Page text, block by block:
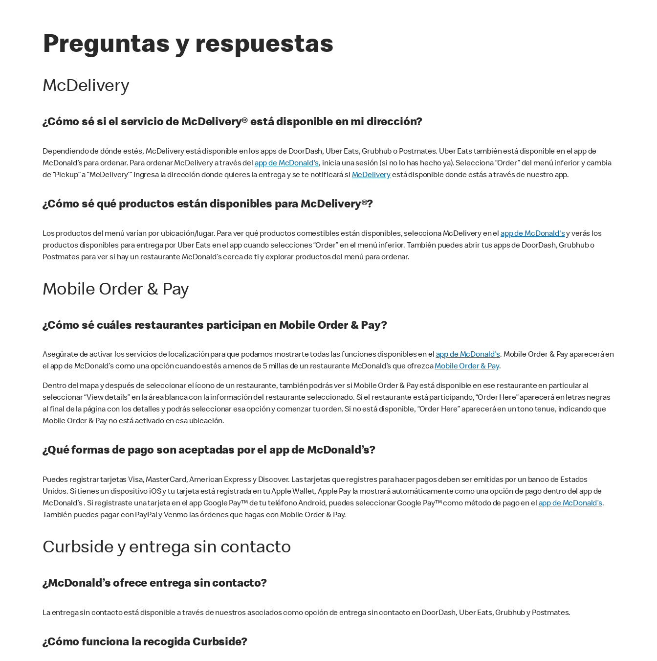
Preguntas y respuestas
McDelivery
¿Cómo sé si el servicio de McDelivery® está disponible en mi dirección?
Dependiendo de dónde estés, McDelivery está disponible en los apps de DoorDash, Uber Eats, Grubhub o Postmates. Uber Eats también está disponible en el app de
McDonald’s para ordenar. Para ordenar McDelivery a través del app de McDonald's, inicia una sesión (si no lo has hecho ya). Selecciona “Order” del menú inferior y cambia
de “Pickup” a “McDelivery’” Ingresa la dirección donde quieres la entrega y se te notificará si McDeliveryestá disponible donde estás a través de nuestro app.
¿Cómo sé qué productos están disponibles para McDelivery®?
Los productos del menú varían por ubicación/lugar. Para ver qué productos comestibles están disponibles, selecciona McDelivery en elapp de McDonald'sy verás los
productos disponibles para entrega por Uber Eats en el app cuando selecciones “Order” en el menú inferior. También puedes abrir tus apps de DoorDash, Grubhub o
Postmates para ver si hay un restaurante McDonald’s cerca de ti y explorar productos del menú para ordenar.
Mobile Order & Pay
¿Cómo sé cuáles restaurantes participan en Mobile Order & Pay?
Asegúrate de activar los servicios de localización para que podamos mostrarte todas las funciones disponibles en elapp de McDonald's. Mobile Order & Pay aparecerá en
el app de McDonald’s como una opción cuando estés a menos de 5 millas de un restaurante McDonald’s que ofrezcaMobile Order & Pay.
Dentro del mapa y después de seleccionar el ícono de un restaurante, también podrás ver si Mobile Order & Pay está disponible en ese restaurante en particular al
seleccionar “View details” en la área blanca con la información del restaurante seleccionado. Si el restaurante está participando, “Order Here” aparecerá en letras negras
al final de la página con los detalles y podrás seleccionar esa opción y comenzar tu orden. Si no está disponible, “Order Here” aparecerá en un tono tenue, indicando que
Mobile Order & Pay no está activado en esa ubicación.
¿Qué formas de pago son aceptadas por el app de McDonald’s?
Puedes registrar tarjetas Visa, MasterCard, American Express y Discover. Las tarjetas que registres para hacer pagos deben ser emitidas por un banco de Estados
Unidos. Si tienes un dispositivo iOS y tu tarjeta está registrada en tu Apple Wallet, Apple Pay la mostrará automáticamente como una opción de pago dentro del app de
McDonald’s . Si registraste una tarjeta en el app Google Pay™ de tu teléfono Android, puedes seleccionar Google Pay™ como método de pago en elapp de McDonald’s.
También puedes pagar con PayPal y Venmo las órdenes que hagas con Mobile Order & Pay.
Curbside y entrega sin contacto
¿McDonald’s ofrece entrega sin contacto?
La entrega sin contacto está disponible a través de nuestros asociados como opción de entrega sin contacto en DoorDash, Uber Eats, Grubhub y Postmates.
¿Cómo funciona la recogida Curbside?